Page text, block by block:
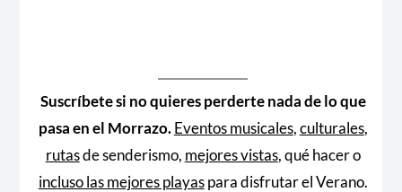
Suscríbete si no quieres perderte nada de lo que
pasa en el Morrazo. Eventos musicales,culturales,
rutasde senderismo, mejores vistas, qué hacer o
incluso las mejores playaspara disfrutar el Verano.